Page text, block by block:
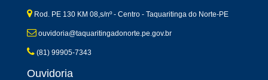
Rod. PE 130 KM 08,s/nº - Centro - Taquaritinga do Norte-PE
ouvidoria@taquaritingadonorte.pe.gov.br
(81) 99905-7343
Ouvidoria